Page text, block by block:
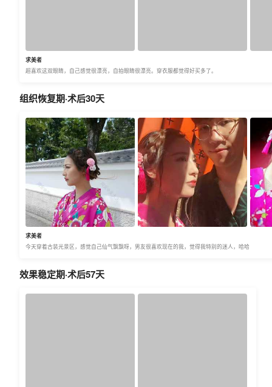
求美者
超喜欢这双眼睛，自己感觉很漂亮，自拍眼睛很漂亮。穿衣服都觉得好买多了。
组织恢复期·术后30天
求美者
今天穿着古装光景区，感觉自己仙气飘飘呀，男友很喜欢现在的我，觉得我特别的迷人，哈哈
效果稳定期·术后57天